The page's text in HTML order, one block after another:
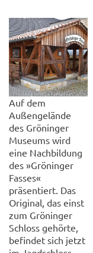
Auf dem
Außengelände
des Gröninger
Museums wird
eine Nachbildung
des »Gröninger
Fasses«
präsentiert. Das
Original, das einst
zum Gröninger
Schloss gehörte,
befindet sich jetzt